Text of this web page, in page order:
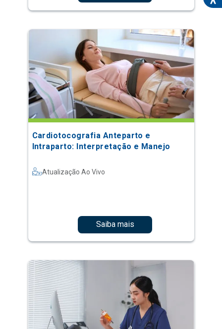
Cardiotocografia Anteparto e
Intraparto: Interpretação e Manejo
Atualização Ao Vivo
Saiba mais